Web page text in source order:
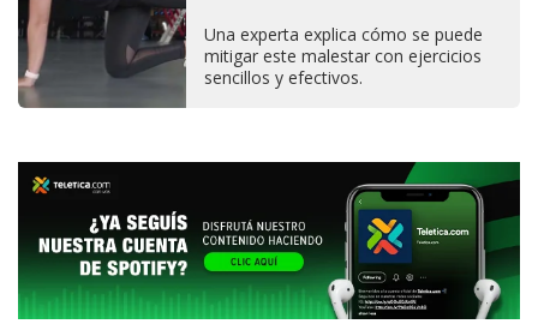
Una experta explica cómo se puede
mitigar este malestar con ejercicios
sencillos y efectivos.